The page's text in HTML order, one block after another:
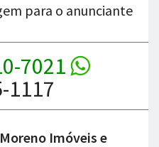
para o anunciante
7021
1117
Imóveis e